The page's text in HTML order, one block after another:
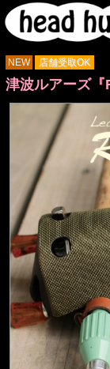
NEW 店舗受取OK
津波ルアーズ『